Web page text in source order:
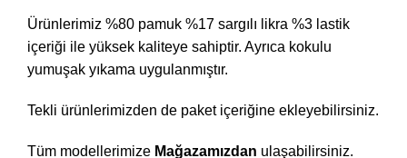
Ürünlerimiz %80 pamuk %17 sargılı likra %3 lastik
içeriği ile yüksek kaliteye sahiptir. Ayrıca kokulu
yumuşak yıkama uygulanmıştır.
Tekli ürünlerimizden de paket içeriğine ekleyebilirsiniz.
Tüm modellerimize Mağazamızdan ulaşabilirsiniz.